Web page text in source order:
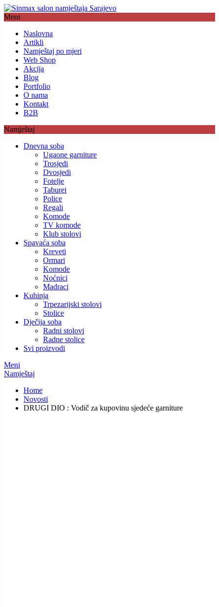
Meni
Naslovna
Artikli
Namještaj po mjeri
Web Shop
Akcija
Blog
Portfolio
O nama
Kontakt
B2B
Namještaj
Dnevna soba
Ugaone garniture
Trosjedi
Dvosjedi
Fotelje
Taburei
Police
Regali
Komode
TV komode
Klub stolovi
Spavaća soba
Kreveti
Ormari
Komode
Noćnici
Madraci
Kuhinja
Trpezarijski stolovi
Stolice
Dječija soba
Radni stolovi
Radne stolice
Svi proizvodi
Meni
Namještaj
Home
Novosti
DRUGI DIO : Vodič za kupovinu sjedeće garniture